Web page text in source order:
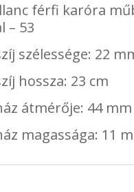
férfi karóra
– 53
szélessége: 22
hossza: 23 cm
átmérője: 44 mm
magassága: 11